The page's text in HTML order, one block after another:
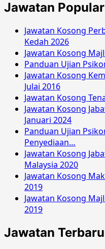
Mac
Jawatan Popular
Jawatan Kosong
Kedah 2026
Jawatan Kosong
Panduan Ujian
Jawatan Kosong
Julai 2016
Jawatan Kosong
Jawatan Kosong
Januari 2024
Panduan Ujian
Penyediaan…
Jawatan Kosong
Malaysia 2020
Jawatan Kosong
2019
Jawatan Kosong
2019
Jawatan Terbaru